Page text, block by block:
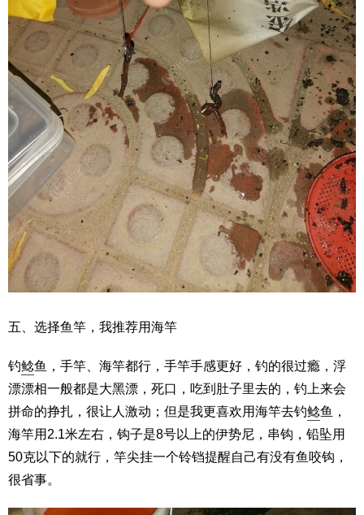
五、选择鱼竿，我推荐用海竿
钓鲶鱼，手竿、海竿都行，手竿手感更好，钓的很过瘾，浮
漂漂相一般都是大黑漂，死口，吃到肚子里去的，钓上来会
拼命的挣扎，很让人激动；但是我更喜欢用海竿去钓鲶鱼，
海竿用2.1米左右，钩子是8号以上的伊势尼，串钩，铅坠用
50克以下的就行，竿尖挂一个铃铛提醒自己有没有鱼咬钩，
很省事。